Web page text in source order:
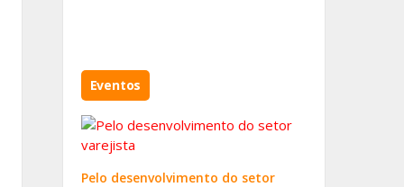
Eventos
Pelo desenvolvimento do setor